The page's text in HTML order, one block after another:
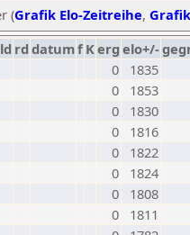
(Grafik Elo-Zeitreihe,
rd datumf Kerg elo+/-
0
1835
0
1853
0
1830
0
1816
0
1822
0
1824
0
1808
0
1811